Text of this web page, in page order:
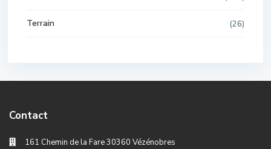
Terrain (26)
Contact
161 Chemin de la Fare 30360 Vézénobres